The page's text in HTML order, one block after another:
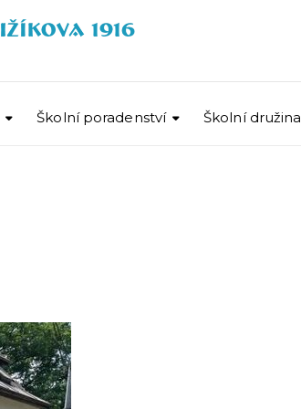
Školní poradenství Školní družina